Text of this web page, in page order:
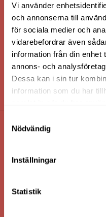
Vi använder
och annonserna till
för sociala medier och
vidarebefordrar även
information från din enhet
annons- och
Dessa kan i sin tur
information som du har
Nödvändig
Inställningar
Statistik
HANDLA VIA: BUTIK -
FÖRETAGSUPPGIFTER
Nilssons Möbler i Lammhult
Org. Nummer: 556062-1780